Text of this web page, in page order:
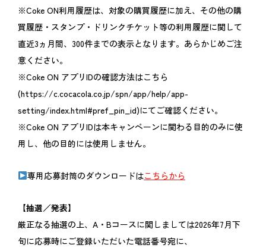
※Coke ON利用履歴は、対象の購買履歴に加え、その他の購
買履歴・スタンプ・ドリンクチケット等の利用履歴に関して
直近3ヵ月間、300件までの表示となります。あらかじめご注
意ください。
※Coke ON アプリIDの確認方法はこちら
(https://c.cocacola.co.jp/spn/app/help/app-
setting/index.html#pref_pin_id)にてご確認ください。
※Coke ON アプリIDは本キャンペーンに関わる目的のみに使
用し、他の目的には使用しません。
専用応募封筒のダウンロードはこちらから
【抽選／発表】
厳正なる抽選の上、A・Bコースに関しましては2026年7月下
旬に応募時にご登録いただいた電話番号宛に、